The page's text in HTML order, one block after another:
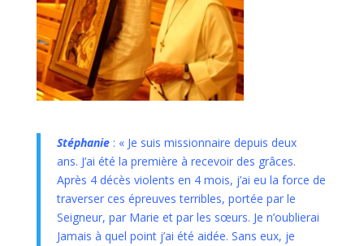
Stéphanie: « Je suis missionnaire depuis deux
ans. J’ai été la première à recevoir des grâces.
Après 4 décès violents en 4 mois, j’ai eu la force de
traverser ces épreuves terribles, portée par le
Seigneur, par Marie et par les sœurs. Je n’oublierai
Jamais à quel point j’ai été aidée. Sans eux, je